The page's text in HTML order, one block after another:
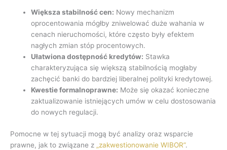
Większa stabilność cen: Nowy mechanizm
oprocentowania mógłby zniwelować duże wahania w
cenach nieruchomości, które często były efektem
nagłych zmian stóp procentowych.
Ułatwiona dostępność kredytów: Stawka
charakteryzująca się większą stabilnością mogłaby
zachęcić banki do bardziej liberalnej polityki kredytowej.
Kwestie formalnoprawne: Może się okazać konieczne
zaktualizowanie istniejących umów w celu dostosowania
do nowych regulacji.
Pomocne w tej sytuacji mogą być analizy oraz wsparcie
prawne, jak to związane z „zakwestionowanie WIBOR”.